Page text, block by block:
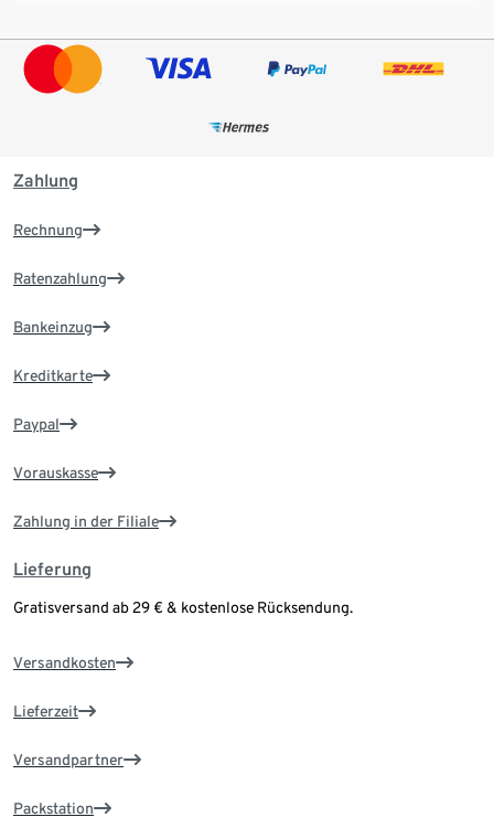
Zahlung
Rechnung
Ratenzahlung
Bankeinzug
Kreditkarte
Paypal
Vorauskasse
Zahlung in der Filiale
Lieferung
Gratisversand ab 29 € & kostenlose Rücksendung.
Versandkosten
Lieferzeit
Versandpartner
Packstation